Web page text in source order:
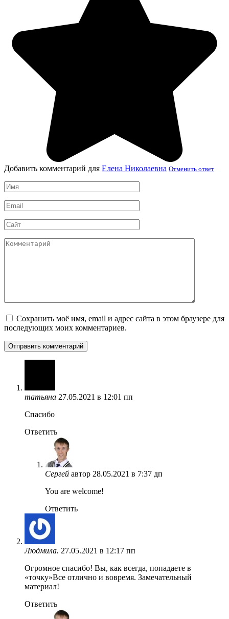
Добавить комментарий для Елена Николаевна Отменить ответ
Имя
*
Email
*
Сайт
Комментарий
Сохранить моё имя, email и адрес сайта в этом браузере для
последующих моих комментариев.
татьяна 27.05.2021 в 12:01 пп
Спасибо
Ответить
Сергей автор 28.05.2021 в 7:37 дп
You are welcome!
Ответить
Людмила. 27.05.2021 в 12:17 пп
Огромное спасибо! Вы, как всегда, попадаете в
«точку»Все отлично и вовремя. Замечательный
материал!
Ответить